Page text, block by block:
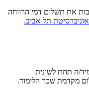
את תשלום דמי הרווחה
תל אביב.
ה תחת לשונית
מקדמת שכר הלימוד.